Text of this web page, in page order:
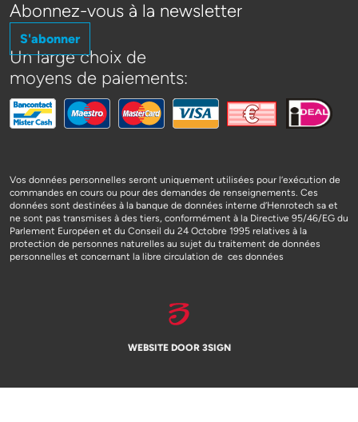
Abonnez-vous à la newsletter
S'abonner
Un large choix de
moyens de paiements:
Vos données personnelles seront uniquement utilisées pour l’exécution de
commandes en cours ou pour des demandes de renseignements. Ces
données sont destinées à la banque de données interne d’Henrotech sa et
ne sont pas transmises à des tiers, conformément à la Directive 95/46/EG du
Parlement Européen et du Conseil du 24 Octobre 1995 relatives à la
protection de personnes naturelles au sujet du traitement de données
personnelles et concernant la libre circulation de ces données
WEBSITE DOOR 3SIGN